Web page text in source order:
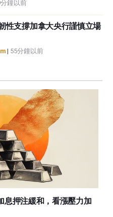
鐘以前
性支撐加拿大央行謹慎立場
| 55分鐘以前
息押注緩和，看漲壓力加